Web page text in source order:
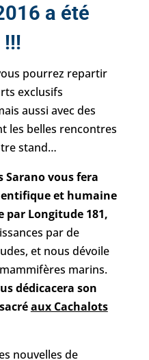
a été
pourrez repartir
exclusifs
aussi avec des
les belles rencontres
stand…
Sarano vous fera
et humaine
par Longitude 181,
par de
et nous dévoile
marins.
dédicacera son
aux Cachalots
nouvelles de